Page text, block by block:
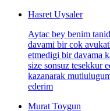
Hasret Uysaler
Aytac bey benim
davami bir cok
etmedigi bir davama
size sonsuz tesekkur
kazanarak
ederim
Murat Toygun